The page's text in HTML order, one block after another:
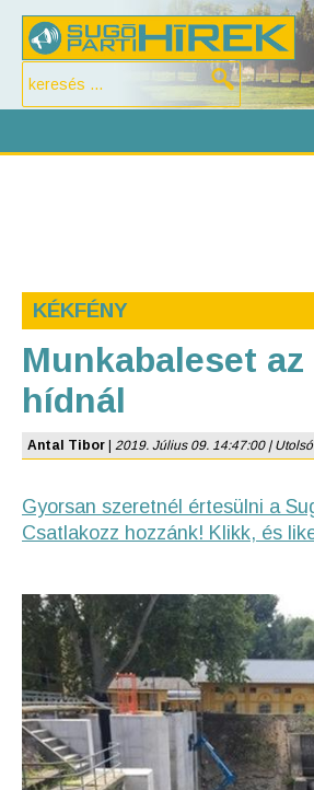
KÉKFÉNY
Munkabaleset
hídnál
Antal Tibor 2019. Július 09. 14:47:00 |
Gyorsan szeretnél értesülni a
Csatlakozz hozzánk! Klikk, és